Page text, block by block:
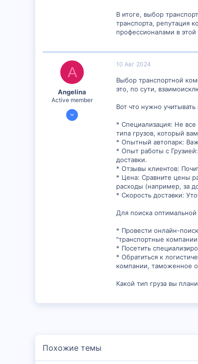
В итоге, выбор
транспорта, репутация
профессионалами в
A
Angelina
Active member
24 Июл 2024
10 Авг 2024
Выбор транспортной
это, по сути,
Вот что нужно
* Специализация: Не
типа грузов, который
* Опытный автопарк:
* Опыт работы с
доставки.
* Отзывы клиентов:
* Цена: Сравните цены
расходы (например, за
* Скорость доставки:
Для поиска
* Провести онлайн-
"транспортные компании
* Посетить
* Обратиться к
компании, таможенное
Какой тип груза вы
Похожие темы